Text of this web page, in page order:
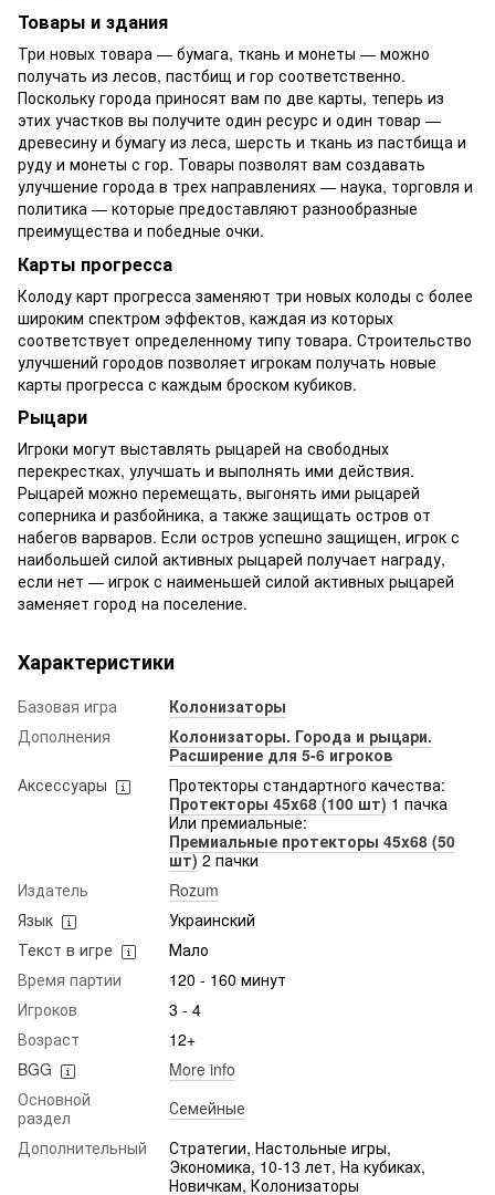
Товары и здания
Три новых товара — бумага, ткань и монеты — можно
получать из лесов, пастбищ и гор соответственно.
Поскольку города приносят вам по две карты, теперь из
этих участков вы получите один ресурс и один товар —
древесину и бумагу из леса, шерсть и ткань из пастбища и
руду и монеты с гор. Товары позволят вам создавать
улучшение города в трех направлениях — наука, торговля и
политика — которые предоставляют разнообразные
преимущества и победные очки.
Карты прогресса
Колоду карт прогресса заменяют три новых колоды с более
широким спектром эффектов, каждая из которых
соответствует определенному типу товара. Строительство
улучшений городов позволяет игрокам получать новые
карты прогресса с каждым броском кубиков.
Рыцари
Игроки могут выставлять рыцарей на свободных
перекрестках, улучшать и выполнять ими действия.
Рыцарей можно перемещать, выгонять ими рыцарей
соперника и разбойника, а также защищать остров от
набегов варваров. Если остров успешно защищен, игрок с
наибольшей силой активных рыцарей получает награду,
если нет — игрок с наименьшей силой активных рыцарей
заменяет город на поселение.
Характеристики
Базовая игра
Колонизаторы
Дополнения
Колонизаторы. Города и рыцари.
Расширение для 5-6 игроков
Аксессуары
Протекторы стандартного качества:
Протекторы 45x68 (100 шт) 1 пачка
Или премиальные:
Премиальные протекторы 45x68 (50
шт)2 пачки
Издатель
Rozum
Язык
Украинский
Текст в игре
Мало
Время партии
120 - 160 минут
Игроков
3 - 4
Возраст
12+
BGG
More info
Основной
раздел
Семейные
Дополнительный
Стратегии, Настольные игры,
Экономика, 10-13 лет, На кубиках,
Новичкам, Колонизаторы